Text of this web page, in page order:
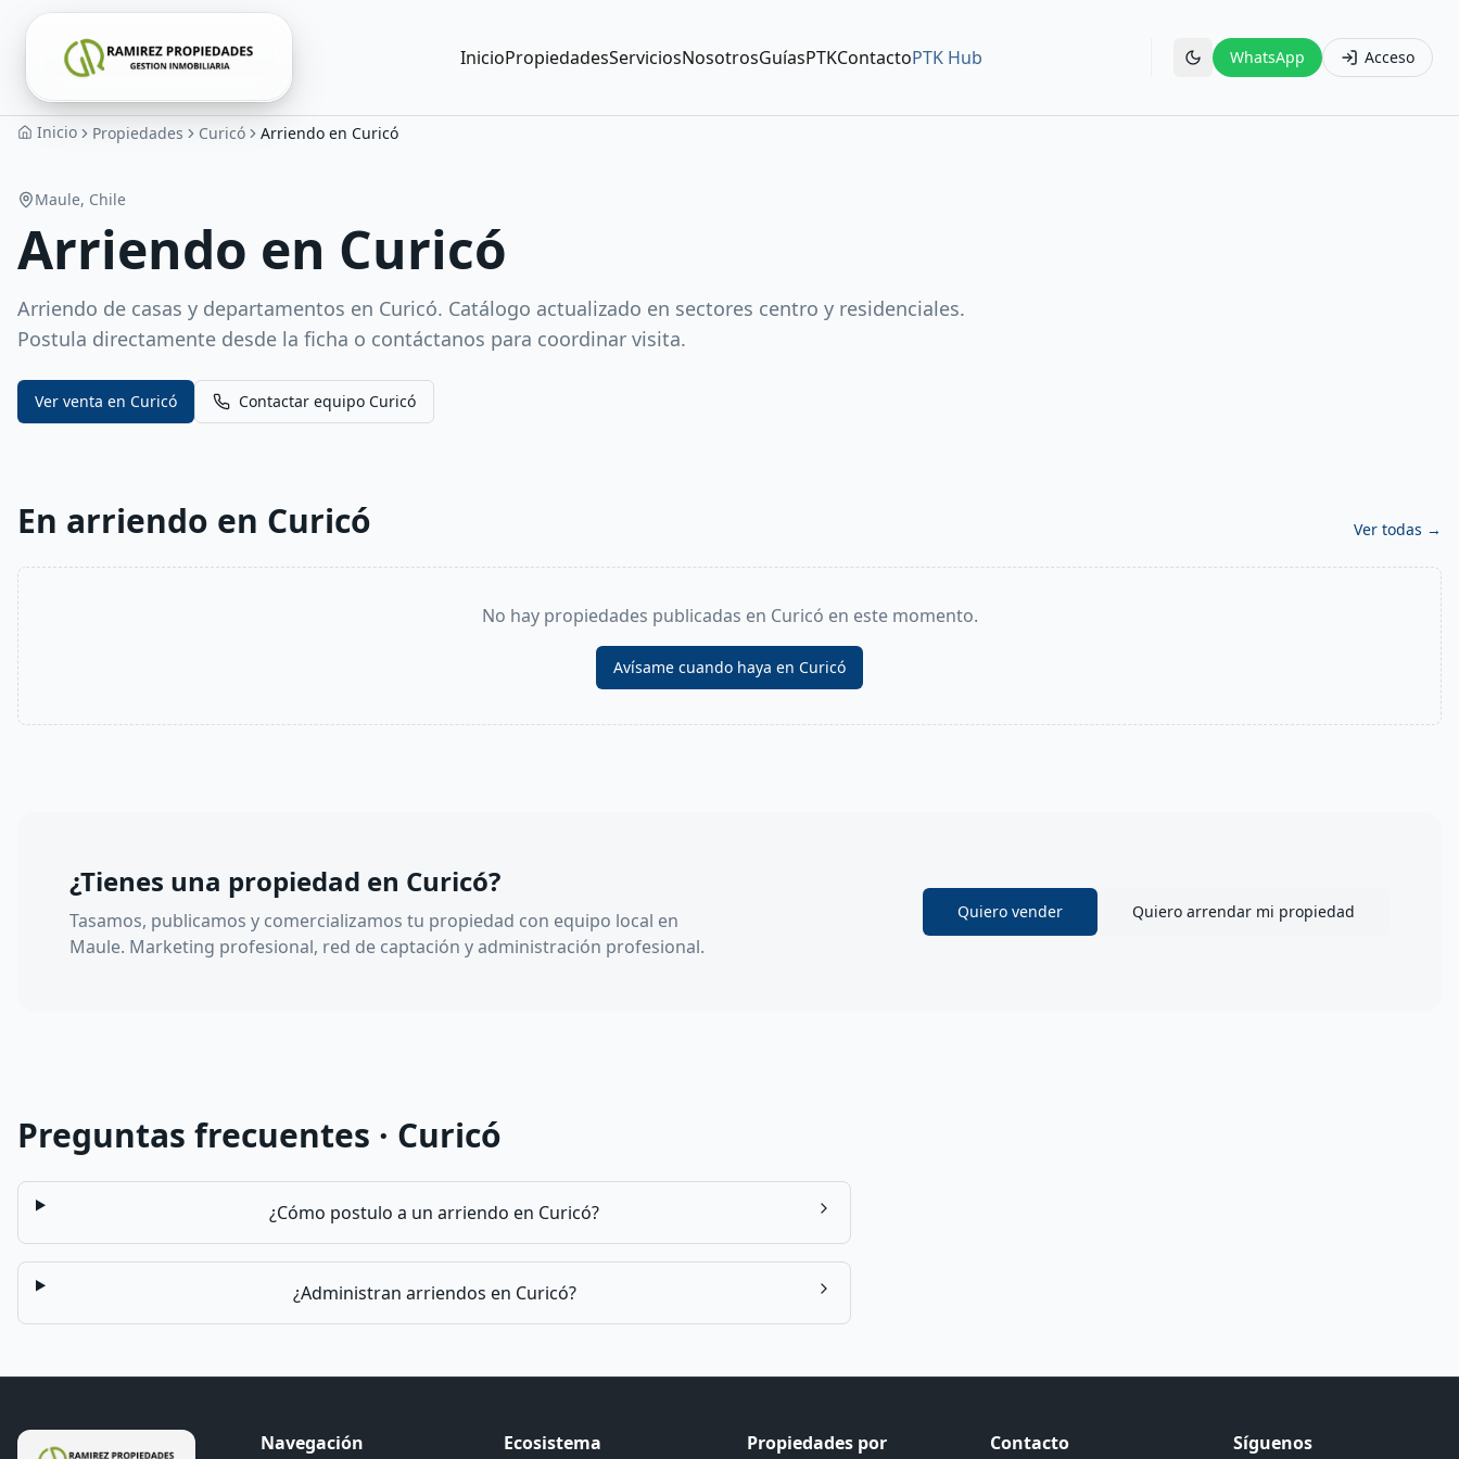
InicioPropiedadesServiciosNosotrosGuíasPTKContactoPTK Hub WhatsApp Acceso
Inicio Propiedades Curicó Arriendo en Curicó
Maule, Chile
Arriendo en Curicó
Arriendo de casas y departamentos en Curicó. Catálogo actualizado en sectores centro y residenciales.
Postula directamente desde la ficha o contáctanos para coordinar visita.
Ver venta en Curicó Contactar equipo Curicó
En arriendo en Curicó Ver todas →
No hay propiedades publicadas en Curicó en este momento.
Avísame cuando haya en Curicó
¿Tienes una propiedad en Curicó?
Tasamos, publicamos y comercializamos tu propiedad con equipo local en
Maule. Marketing profesional, red de captación y administración profesional.
Quiero vender Quiero arrendar mi propiedad
Preguntas frecuentes · Curicó
¿Cómo postulo a un arriendo en Curicó?
¿Administran arriendos en Curicó?
Navegación Ecosistema
Propiedades por
Contacto Síguenos